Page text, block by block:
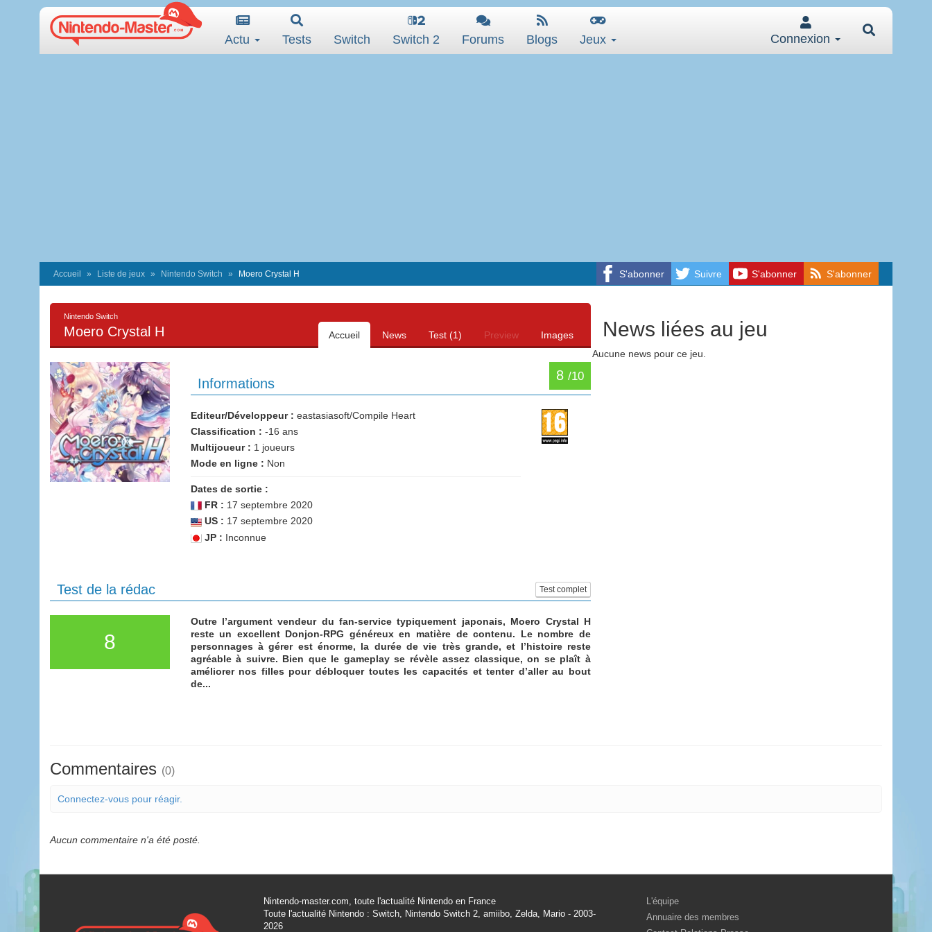
Actu Tests Switch Switch 2 Forums Blogs Jeux Connexion
S'abonner Suivre S'abonner S'abonner
Accueil Liste de jeux Nintendo Switch Moero Crystal H
Nintendo Switch
Moero Crystal H Accueil News Test (1) Preview Images
8 /10
Informations
Editeur/Développeur : eastasiasoft/Compile Heart
Classification : -16 ans
Multijoueur : 1 joueurs
Mode en ligne : Non
Dates de sortie :
FR : 17 septembre 2020
US : 17 septembre 2020
JP : Inconnue
Test complet
Test de la rédac
8
Outre l’argument vendeur du fan-service typiquement japonais, Moero Crystal H
reste un excellent Donjon-RPG généreux en matière de contenu. Le nombre de
personnages à gérer est énorme, la durée de vie très grande, et l’histoire reste
agréable à suivre. Bien que le gameplay se révèle assez classique, on se plaît à
améliorer nos filles pour débloquer toutes les capacités et tenter d’aller au bout
de...
News liées au jeu
Aucune news pour ce jeu.
Commentaires (0)
Connectez-vous pour réagir.
Aucun commentaire n'a été posté.
Nintendo-master.com, toute l'actualité Nintendo en France
Toute l'actualité Nintendo : Switch, Nintendo Switch 2, amiibo, Zelda, Mario - 2003-
2026
L'équipe
Annuaire des membres